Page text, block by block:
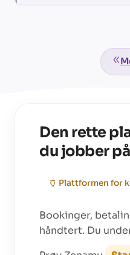
Den rette
du jobber på
🏺 Plattformen for
Bookinger,
håndtert. Du